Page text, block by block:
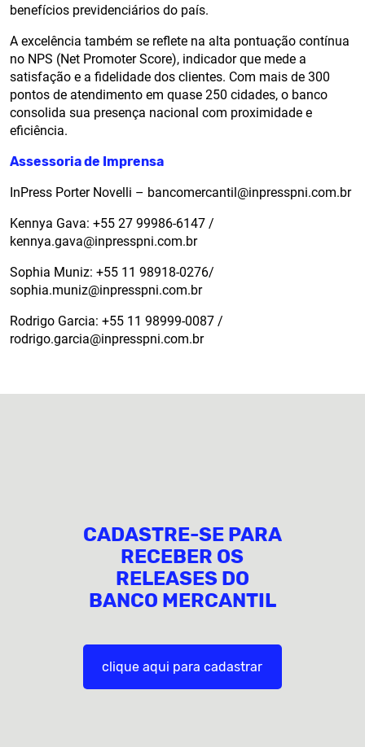
benefícios previdenciários do país.
A excelência também se reflete na alta pontuação contínua
no NPS (Net Promoter Score), indicador que mede a
satisfação e a fidelidade dos clientes. Com mais de 300
pontos de atendimento em quase 250 cidades, o banco
consolida sua presença nacional com proximidade e
eficiência.
Assessoria de Imprensa
InPress Porter Novelli – bancomercantil@inpresspni.com.br
Kennya Gava: +55 27 99986-6147 /
kennya.gava@inpresspni.com.br
Sophia Muniz: +55 11 98918-0276/
sophia.muniz@inpresspni.com.br
Rodrigo Garcia: +55 11 98999-0087 /
rodrigo.garcia@inpresspni.com.br
CADASTRE-SE PARA
RECEBER OS
RELEASES DO
BANCO MERCANTIL
clique aqui para cadastrar